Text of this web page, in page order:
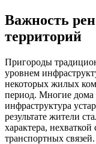
Важность
территорий
Пригороды
уровнем
некоторых жилых
период. Многие дома
инфраструктура
результате жители
характера,
транспортных связей.